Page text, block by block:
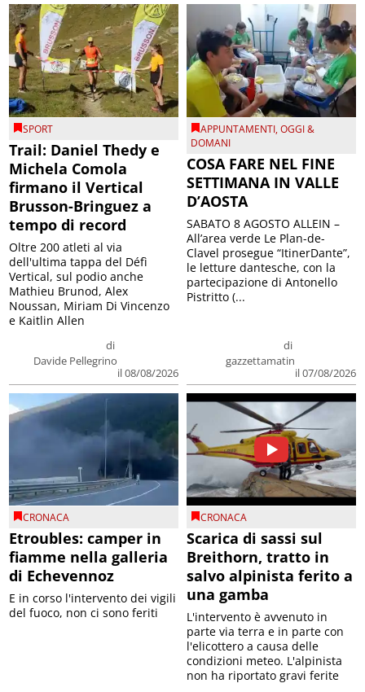
SPORT
Trail: Daniel Thedy e
Michela Comola
firmano il Vertical
Brusson-Bringuez a
tempo di record
di
Davide Pellegrino
il 08/08/2026
Oltre 200 atleti al via
dell'ultima tappa del Défì
Vertical, sul podio anche
Mathieu Brunod, Alex
Noussan, Miriam Di Vincenzo
e Kaitlin Allen
APPUNTAMENTI,OGGI &
DOMANI
COSA FARE NEL FINE
SETTIMANA IN VALLE
D’AOSTA
di
gazzettamatin
il 07/08/2026
SABATO 8 AGOSTO ALLEIN –
All’area verde Le Plan-de-
Clavel prosegue “ItinerDante”,
le letture dantesche, con la
partecipazione di Antonello
Pistritto (...
CRONACA
Etroubles: camper in
fiamme nella galleria
di Echevennoz
E in corso l'intervento dei vigili
del fuoco, non ci sono feriti
CRONACA
Scarica di sassi sul
Breithorn, tratto in
salvo alpinista ferito a
una gamba
L'intervento è avvenuto in
parte via terra e in parte con
l'elicottero a causa delle
condizioni meteo. L'alpinista
non ha riportato gravi ferite